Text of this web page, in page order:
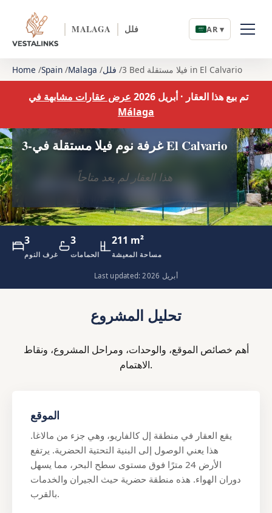
MALAGA فلل AR ▾
Home Spain Malaga فلل 3 Bed فيلا مستقلة in El Calvario
تم بيع هذا العقار · أبريل 2026
عرض عقارات مشابهة في
Málaga
3-غرفة نوم فيلا مستقلة في El Calvario
هذا العقار لم يعد متاحاً
3
غرف النوم
3
الحمامات
211 m²
مساحة المعيشة
Last updated: أبريل 2026
تحليل المشروع
أهم خصائص الموقع، والوحدات، ومراحل المشروع، ونقاط
الاهتمام.
الموقع
يقع العقار في منطقة إل كالفاريو، وهي جزء من مالاغا.
هذا يعني الوصول إلى البنية التحتية الحضرية. يرتفع
الأرض 24 مترًا فوق مستوى سطح البحر، مما يسهل
دوران الهواء. هذه منطقة حضرية حيث الجيران والخدمات
بالقرب.